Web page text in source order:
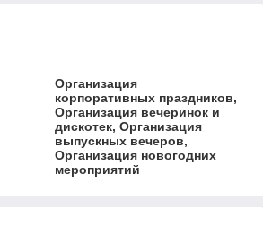
Организация
корпоративных праздников,
Организация вечеринок и
дискотек, Организация
выпускных вечеров,
Организация новогодних
мероприятий